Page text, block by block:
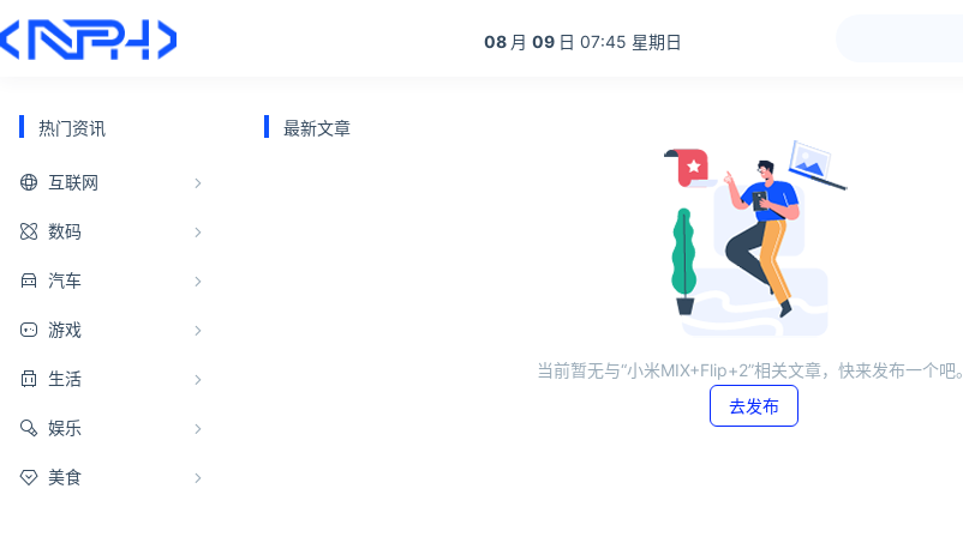
08 月 09 日 07:45 星期日
热门资讯
互联网
数码
汽车
游戏
生活
娱乐
美食
最新文章
当前暂无与“小米MIX+Flip+2”相关文章，快来发布一个吧。
去发布